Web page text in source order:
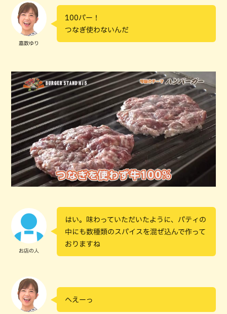
嘉数ゆり
100パー！
つなぎ使わないんだ
お店の人
はい。味わっていただいたように、パティの
中にも数種類のスパイスを混ぜ込んで作って
おりますね
へえーっ